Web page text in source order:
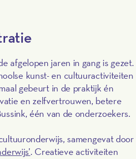
afgelopen jaren in gang is gezet.
kunst- en cultuuractiviteiten
gebeurt in de praktijk én
en zelfvertrouwen, betere
één van de onderzoekers.
samengevat door
. Creatieve activiteiten